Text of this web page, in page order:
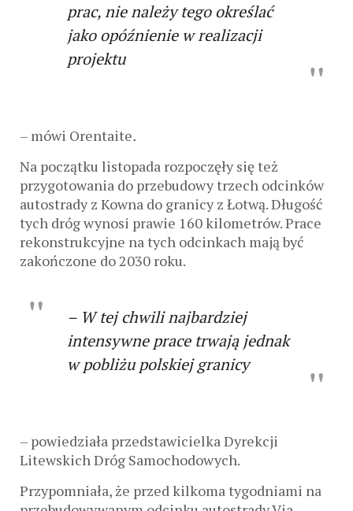
prac, nie należy tego określać
jako opóźnienie w realizacji
projektu
– mówi Orentaite.
Na początku listopada rozpoczęły się też
przygotowania do przebudowy trzech odcinków
autostrady z Kowna do granicy z Łotwą. Długość
tych dróg wynosi prawie 160 kilometrów. Prace
rekonstrukcyjne na tych odcinkach mają być
zakończone do 2030 roku.
– W tej chwili najbardziej
intensywne prace trwają jednak
w pobliżu polskiej granicy
– powiedziała przedstawicielka Dyrekcji
Litewskich Dróg Samochodowych.
Przypomniała, że przed kilkoma tygodniami na